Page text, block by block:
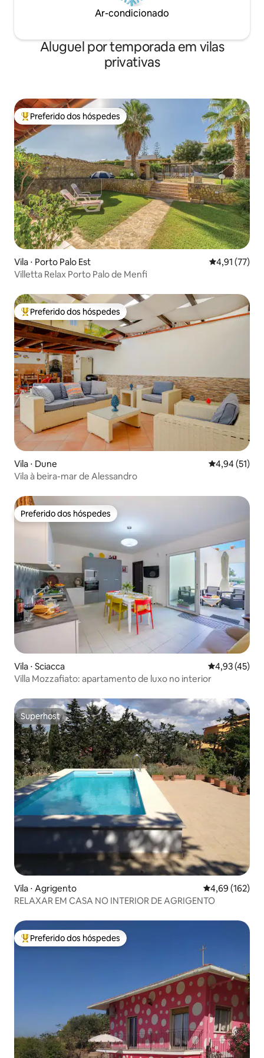
Ar-condicionado
Aluguel por temporada em vilas
privativas
Entre os melhores preferidos dos hóspedes
Preferido dos hóspedes
Vila ⋅ Porto Palo Est 4,91 de uma
4,91 (77)
Villetta Relax Porto Palo de Menfi
Entre os melhores preferidos dos hóspedes
Preferido dos hóspedes
Vila ⋅ Dune 4,94 de uma
4,94 (51)
Vila à beira-mar de Alessandro
Preferido dos hóspedes
Preferido dos hóspedes
Vila ⋅ Sciacca 4,93 de uma
4,93 (45)
Villa Mozzafiato: apartamento de luxo no interior
Superhost
Superhost
Vila ⋅ Agrigento 4,69 de uma
4,69 (162)
RELAXAR EM CASA NO INTERIOR DE AGRIGENTO
Entre os melhores preferidos dos hóspedes
Preferido dos hóspedes